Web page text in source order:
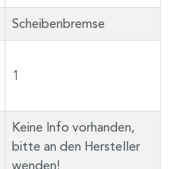
Scheibenbremse
1
Keine Info vorhanden,
bitte an den Hersteller
wenden!